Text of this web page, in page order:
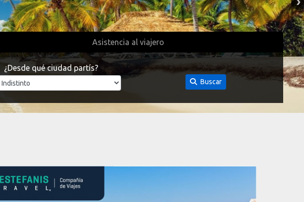
Asistencia al viajero
¿Desde qué ciudad partís?
Buscar